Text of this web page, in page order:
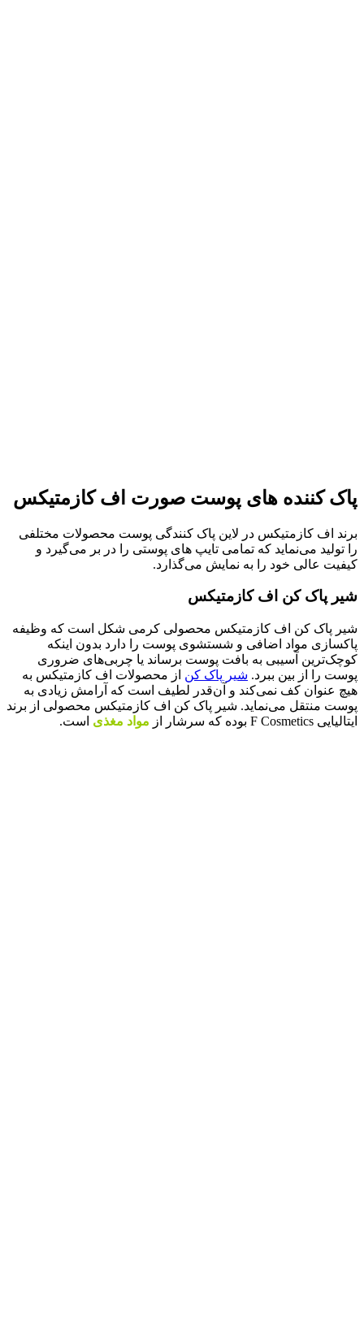
پاک کننده های پوست صورت اف کازمتیکس
برند اف کازمتیکس در لاین پاک کنندگی پوست محصولات مختلفی
را تولید می‌نماید که تمامی تایپ های پوستی را در بر می‌گیرد و
کیفیت عالی خود را به نمایش می‌گذارد.
شیر پاک کن اف کازمتیکس
شیر پاک کن اف کازمتیکس محصولی کرمی شکل است که وظیفه
پاکسازی مواد اضافی و شستشوی پوست را دارد بدون اینکه
کوچک‌ترین آسیبی به بافت پوست برساند یا چربی‌های ضروری
پوست را از بین ببرد. شیر پاک کن از محصولات اف کازمتیکس به
هیچ عنوان کف نمی‌کند و آن‌قدر لطیف است که آرامش زیادی به
پوست منتقل می‌نماید. شیر پاک کن اف کازمتیکس محصولی از برند
ایتالیایی F Cosmetics بوده که سرشار از
مواد مغذی است.